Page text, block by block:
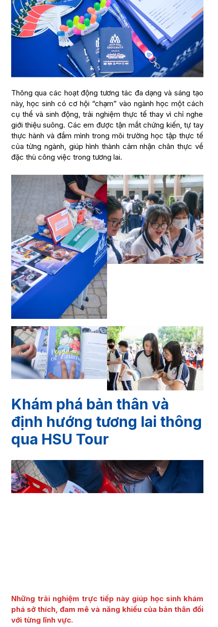
Thông qua các hoạt động tương tác đa dạng và sáng tạo
này, học sinh có cơ hội “chạm” vào ngành học một cách
cụ thể và sinh động, trải nghiệm thực tế thay vì chỉ nghe
giới thiệu suông. Các em được tận mắt chứng kiến, tự tay
thực hành và đắm mình trong môi trường học tập thực tế
của từng ngành, giúp hình thành cảm nhận chân thực về
đặc thù công việc trong tương lai.
Khám phá bản thân và
định hướng tương lai thông
qua HSU Tour
Những trải nghiệm trực tiếp này giúp học sinh khám
phá sở thích, đam mê và năng khiếu của bản thân đối
với từng lĩnh vực.